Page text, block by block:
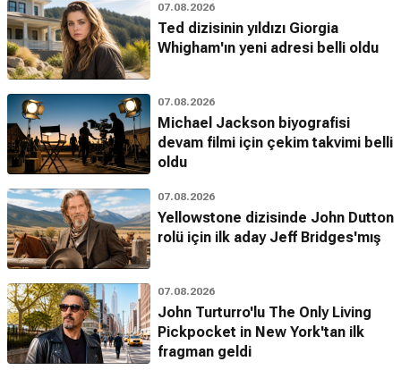
07.08.2026
Ted dizisinin yıldızı Giorgia
Whigham'ın yeni adresi belli oldu
07.08.2026
Michael Jackson biyografisi
devam filmi için çekim takvimi belli
oldu
07.08.2026
Yellowstone dizisinde John Dutton
rolü için ilk aday Jeff Bridges'mış
07.08.2026
John Turturro'lu The Only Living
Pickpocket in New York'tan ilk
fragman geldi